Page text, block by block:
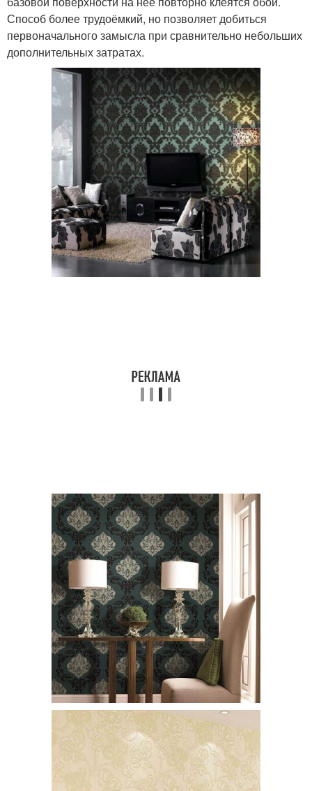
Способ более трудоёмкий, но позволяет добиться
первоначального замысла при сравнительно небольших
дополнительных затратах.